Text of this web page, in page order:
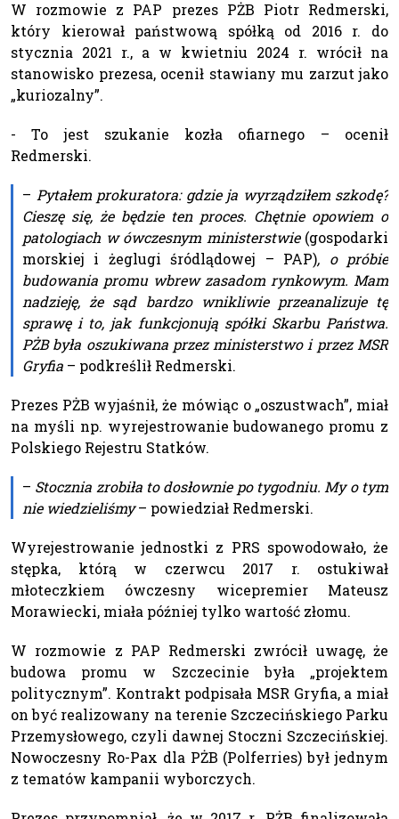
W rozmowie z PAP prezes PŻB Piotr Redmerski,
który kierował państwową spółką od 2016 r. do
stycznia 2021 r., a w kwietniu 2024 r. wrócił na
stanowisko prezesa, ocenił stawiany mu zarzut jako
„kuriozalny”.
- To jest szukanie kozła ofiarnego – ocenił
Redmerski.
– Pytałem prokuratora: gdzie ja wyrządziłem szkodę?
Cieszę się, że będzie ten proces. Chętnie opowiem o
patologiach w ówczesnym ministerstwie (gospodarki
morskiej i żeglugi śródlądowej – PAP), o próbie
budowania promu wbrew zasadom rynkowym. Mam
nadzieję, że sąd bardzo wnikliwie przeanalizuje tę
sprawę i to, jak funkcjonują spółki Skarbu Państwa.
PŻB była oszukiwana przez ministerstwo i przez MSR
Gryfia – podkreślił Redmerski.
Prezes PŻB wyjaśnił, że mówiąc o „oszustwach”, miał
na myśli np. wyrejestrowanie budowanego promu z
Polskiego Rejestru Statków.
– Stocznia zrobiła to dosłownie po tygodniu. My o tym
nie wiedzieliśmy– powiedział Redmerski.
Wyrejestrowanie jednostki z PRS spowodowało, że
stępka, którą w czerwcu 2017 r. ostukiwał
młoteczkiem ówczesny wicepremier Mateusz
Morawiecki, miała później tylko wartość złomu.
W rozmowie z PAP Redmerski zwrócił uwagę, że
budowa promu w Szczecinie była „projektem
politycznym”. Kontrakt podpisała MSR Gryfia, a miał
on być realizowany na terenie Szczecińskiego Parku
Przemysłowego, czyli dawnej Stoczni Szczecińskiej.
Nowoczesny Ro-Pax dla PŻB (Polferries) był jednym
z tematów kampanii wyborczych.